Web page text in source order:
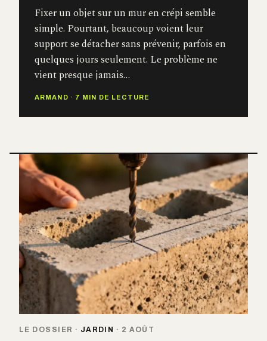
Fixer un objet sur un mur en crépi semble
simple. Pourtant, beaucoup voient leur
support se détacher sans prévenir, parfois en
quelques jours seulement. Le problème ne
vient presque jamais…
ARMAND · 7 MIN DE LECTURE
LE DOSSIER · JARDIN · 2 AOÛT